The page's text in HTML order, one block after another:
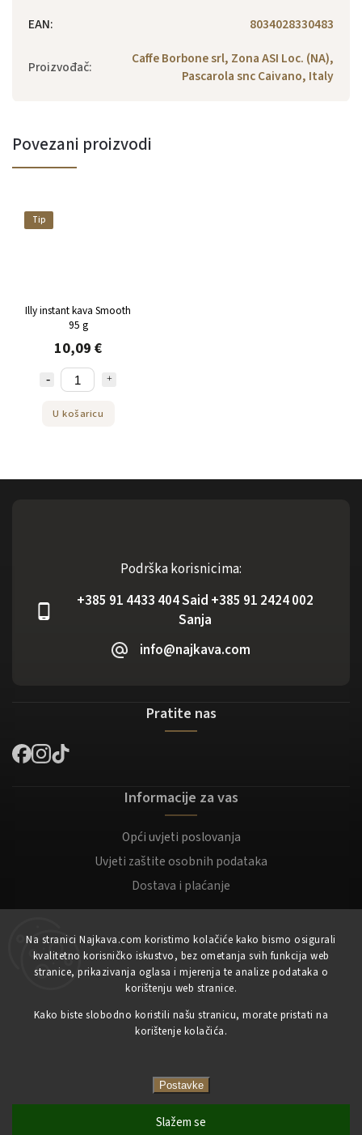
Na stranici Najkava.com koristimo kolačiće kako bismo osigurali
kvalitetno korisničko iskustvo, bez ometanja svih funkcija web
stranice, prikazivanja oglasa i mjerenja te analize podataka o
korištenju web stranice.
Kako biste slobodno koristili našu stranicu, morate pristati na
korištenje kolačića.
Postavke
Slažem se
EAN: 8034028330483
Proizvođač:
Caffe Borbone srl, Zona ASI Loc. (NA),
Pascarola snc Caivano, Italy
Povezani proizvodi
Tip
Illy instant kava Smooth
95 g
10,09 €
U košaricu
Podrška korisnicima:
+385 91 4433 404 Said +385 91 2424 002
Sanja
info@najkava.com
Pratite nas
Informacije za vas
Opći uvjeti poslovanja
Uvjeti zaštite osobnih podataka
Dostava i plaćanje
Moj račun
Registracija
Prijaviti se
Copyright 2023NajKava.com